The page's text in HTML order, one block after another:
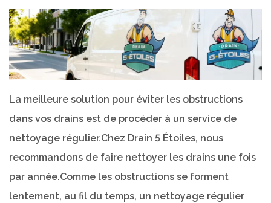
La meilleure solution pour éviter les obstructions
dans vos drains est de procéder à un service de
nettoyage régulier.Chez Drain 5 Étoiles, nous
recommandons de faire nettoyer les drains une fois
par année.Comme les obstructions se forment
lentement, au fil du temps, un nettoyage régulier